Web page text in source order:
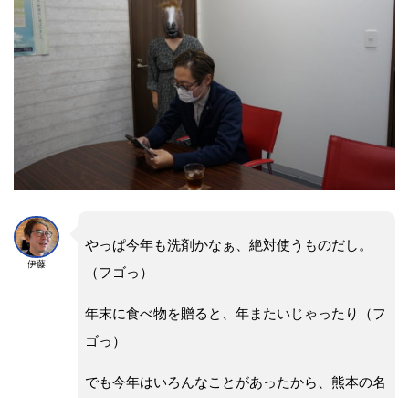
伊藤
やっぱ今年も洗剤かなぁ、絶対使うものだし。
（フゴっ）
年末に食べ物を贈ると、年またいじゃったり（フ
ゴっ）
でも今年はいろんなことがあったから、熊本の名